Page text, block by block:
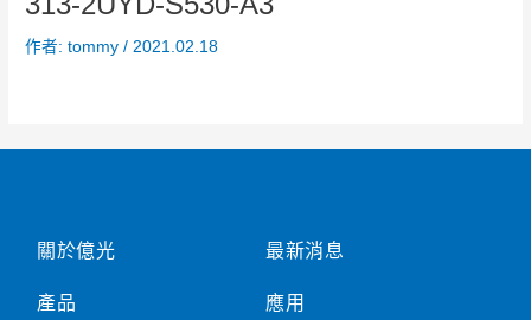
作者:tommy/ 2021.02.18
關於億光
產品
最新消息
應用